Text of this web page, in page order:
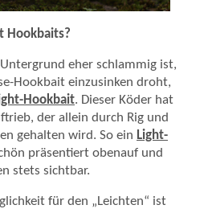
Hookbaits?
eher schlammig ist,
Hookbait einzusinken droht,
Hookbait. Dieser Köder hat
der allein durch Rig und
gehalten wird. So ein Light-
präsentiert obenauf und
stets sichtbar.
für den „Leichten“ ist